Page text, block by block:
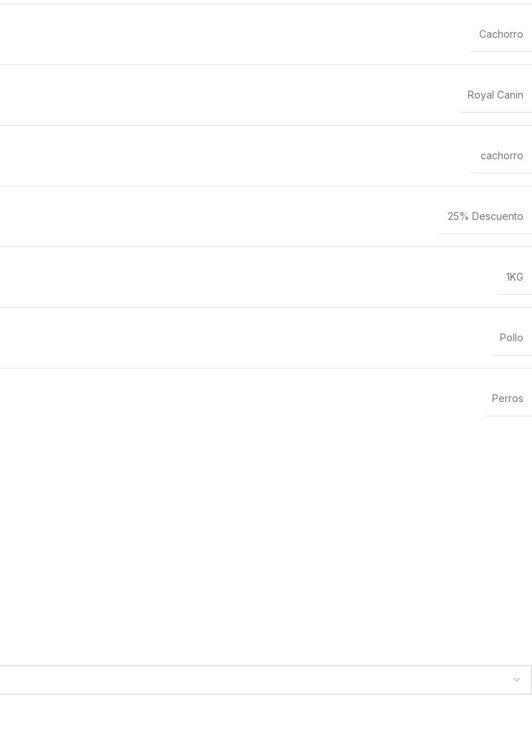
Cachorro
Royal Canin
cachorro
25% Descuento
1KG
Pollo
Perros